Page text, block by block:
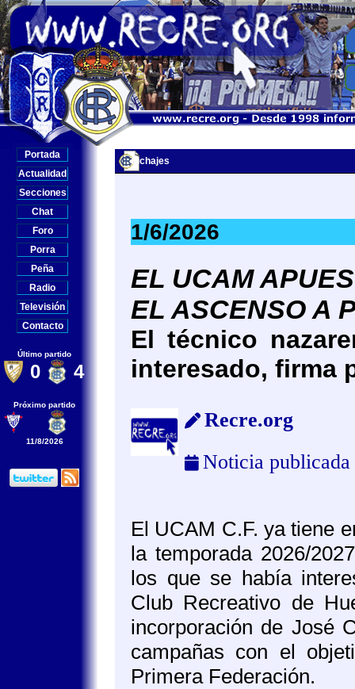
Último partido
0 4
Próximo partido
11/8/2026
Fichajes
1/6/2026
EL UCAM
EL ASCENSO A
El técnico
interesado, firma
Recre.org
Noticia publicada
El UCAM C.F. ya tiene
la temporada 2026/
los que se había
Club Recreativo de
incorporación de José
campañas con el
Primera Federación.
Portada
Actualidad
Secciones
Chat
Foro
Porra
Peña
Radio
Televisión
Contacto